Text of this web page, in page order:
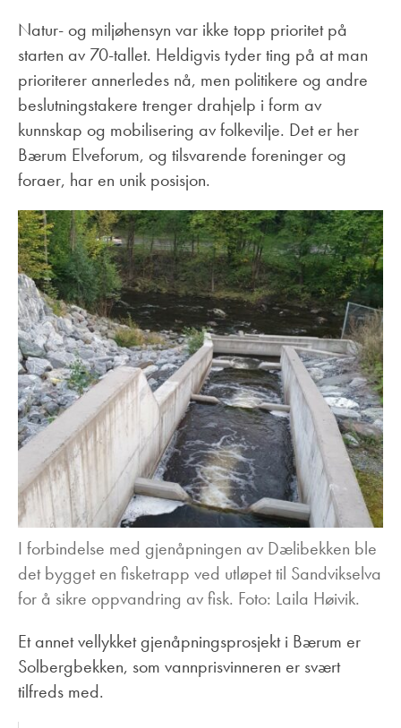
Natur- og miljøhensyn var ikke topp prioritet på
starten av 70-tallet. Heldigvis tyder ting på at man
prioriterer annerledes nå, men politikere og andre
beslutningstakere trenger drahjelp i form av
kunnskap og mobilisering av folkevilje. Det er her
Bærum Elveforum, og tilsvarende foreninger og
foraer, har en unik posisjon.
I forbindelse med gjenåpningen av Dælibekken ble
det bygget en fisketrapp ved utløpet til Sandvikselva
for å sikre oppvandring av fisk. Foto: Laila Høivik.
Et annet vellykket gjenåpningsprosjekt i Bærum er
Solbergbekken, som vannprisvinneren er svært
tilfreds med.